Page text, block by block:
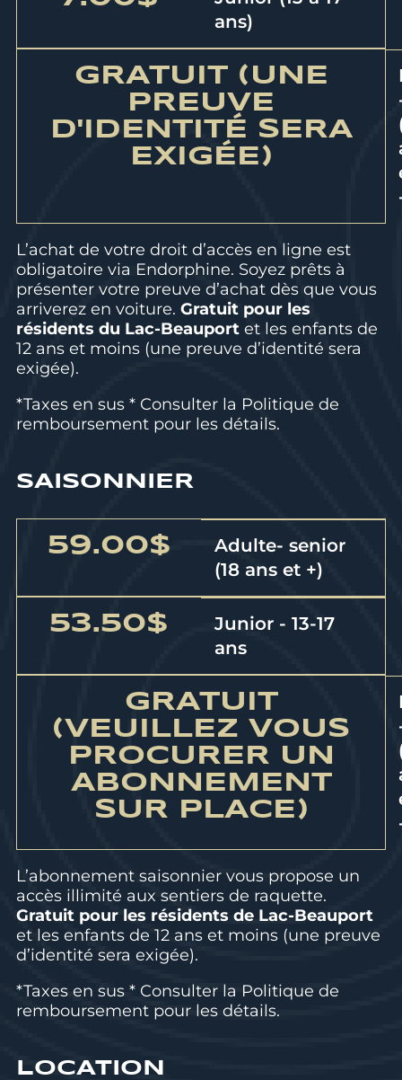
ans)
GRATUIT (UNE
PREUVE
D'IDENTITÉ SERA
EXIGÉE)
L’achat de votre droit d’accès en ligne est
obligatoire via Endorphine. Soyez prêts à
présenter votre preuve d’achat dès que vous
arriverez en voiture. Gratuit pour les
résidents du Lac-Beauport et les enfants de
12 ans et moins (une preuve d’identité sera
exigée).
*Taxes en sus * Consulter la Politique de
remboursement pour les détails.
SAISONNIER
59.00$
Adulte- senior
(18 ans et +)
53.50$
Junior - 13-17
ans
GRATUIT
(VEUILLEZ VOUS
PROCURER UN
ABONNEMENT
SUR PLACE)
L’abonnement saisonnier vous propose un
accès illimité aux sentiers de raquette.
Gratuit pour les résidents de Lac-Beauport
et les enfants de 12 ans et moins (une preuve
d’identité sera exigée).
*Taxes en sus * Consulter la Politique de
remboursement pour les détails.
LOCATION